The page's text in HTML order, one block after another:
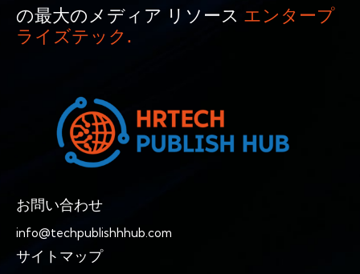
の最大のメディア リソース エンタープ
ライズテック.
お問い合わせ
info@techpublishhhub.com
サイトマップ